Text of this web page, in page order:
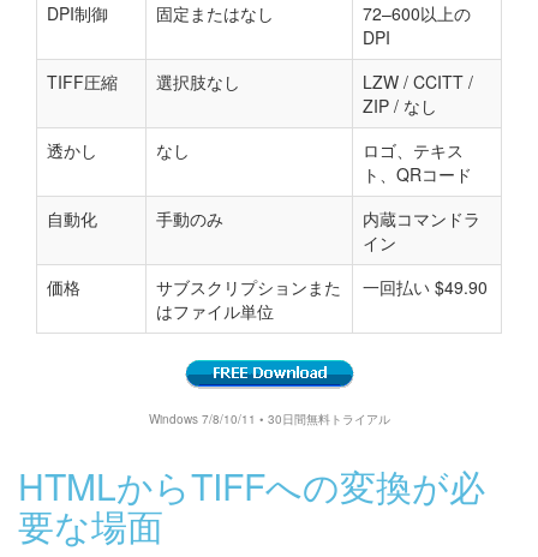
DPI制御 固定またはなし
72–600以上の
DPI
TIFF圧縮
選択肢なし
LZW / CCITT /
ZIP / なし
透かし
なし
ロゴ、テキス
ト、QRコード
自動化
手動のみ
内蔵コマンドラ
イン
価格
サブスクリプションまた
はファイル単位
一回払い $49.90
Windows 7/8/10/11 • 30日間無料トライアル
HTMLからTIFFへの変換が必
要な場面